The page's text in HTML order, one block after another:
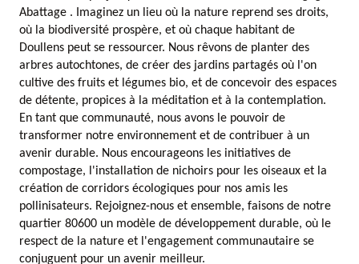
Abattage . Imaginez un lieu où la nature reprend ses droits,
où la biodiversité prospère, et où chaque habitant de
Doullens peut se ressourcer. Nous rêvons de planter des
arbres autochtones, de créer des jardins partagés où l'on
cultive des fruits et légumes bio, et de concevoir des espaces
de détente, propices à la méditation et à la contemplation.
En tant que communauté, nous avons le pouvoir de
transformer notre environnement et de contribuer à un
avenir durable. Nous encourageons les initiatives de
compostage, l'installation de nichoirs pour les oiseaux et la
création de corridors écologiques pour nos amis les
pollinisateurs. Rejoignez-nous et ensemble, faisons de notre
quartier 80600 un modèle de développement durable, où le
respect de la nature et l'engagement communautaire se
conjuguent pour un avenir meilleur.